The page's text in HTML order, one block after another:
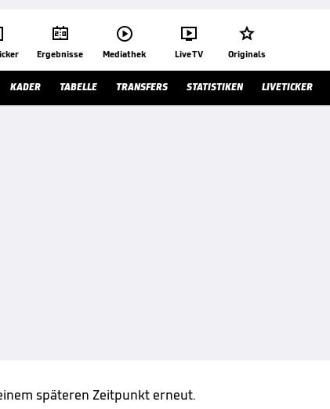

Ergebnisse

Mediathek

Live TV

Originals
KADER TABELLE TRANSFERS STATISTIKEN LIVETICKER
späteren Zeitpunkt erneut.